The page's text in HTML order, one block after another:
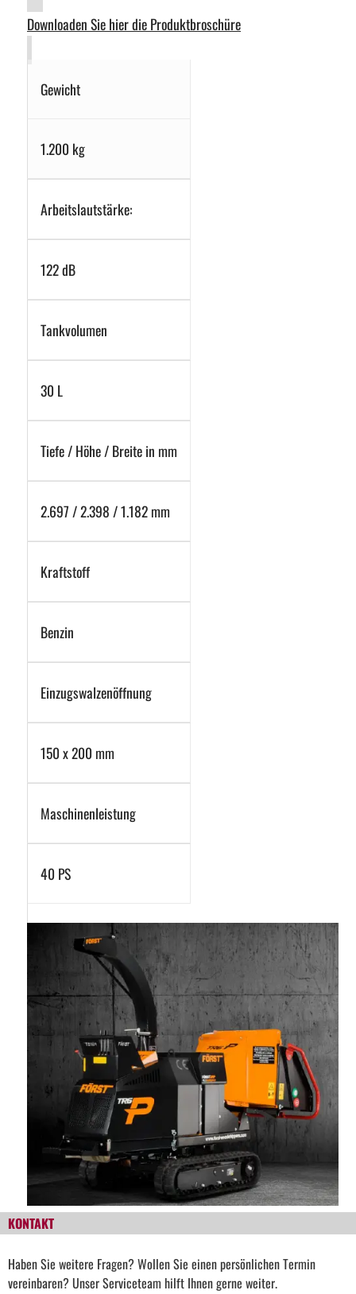
Downloaden Sie hier die Produktbroschüre
Gewicht
1.200 kg
Arbeitslautstärke:
122 dB
Tankvolumen
30 L
Tiefe / Höhe / Breite in mm
2.697 / 2.398 / 1.182 mm
Kraftstoff
Benzin
Einzugswalzenöffnung
150 x 200 mm
Maschinenleistung
40 PS
KONTAKT
Haben Sie weitere Fragen? Wollen Sie einen persönlichen Termin
vereinbaren? Unser Serviceteam hilft Ihnen gerne weiter.